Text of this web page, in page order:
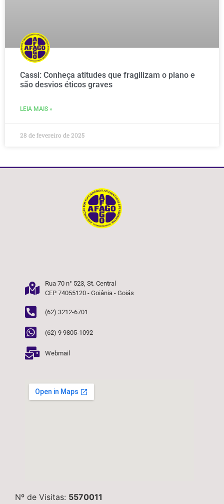
Cassi: Conheça atitudes que fragilizam o plano e
são desvios éticos graves
LEIA MAIS »
28 de fevereiro de 2025
Rua 70 n° 523, St. Central
CEP 74055120 - Goiânia - Goiás
(62) 3212-6701
(62) 9 9805-1092
Webmail
Nº de Visitas: 5570011